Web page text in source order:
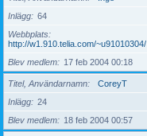
Inlägg
64
Webbplats
http://w1.910.telia.com/~u91010304/
Blev medlem
17 feb 2004 00:18
Titel, Användarnamn
CoreyT
Inlägg
24
Blev medlem
18 feb 2004 00:57